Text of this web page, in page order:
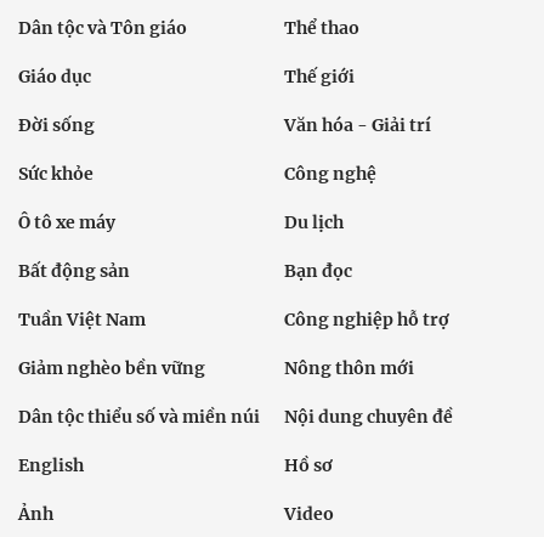
Dân tộc và Tôn giáo Thể thao
Giáo dục Thế giới
Đời sống Văn hóa - Giải trí
Sức khỏe Công nghệ
Ô tô xe máy Du lịch
Bất động sản Bạn đọc
Tuần Việt Nam Công nghiệp hỗ trợ
Giảm nghèo bền vững Nông thôn mới
Dân tộc thiểu số và miền núi Nội dung chuyên đề
English Hồ sơ
Ảnh Video